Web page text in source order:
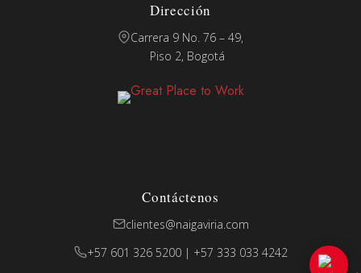
Dirección
Carrera 9 No. 76 – 49,
Piso 2, Bogotá
Contáctenos
clientes@naigaviria.com
+57 601 326 5200 | +57 333 033 4242